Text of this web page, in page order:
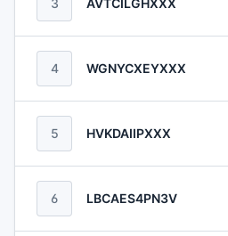
3 AVTCILGHXXX
4 WGNYCXEYXXX
5 HVKDAIIPXXX
6 LBCAES4PN3V